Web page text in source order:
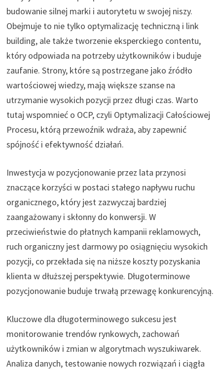
budowanie silnej marki i autorytetu w swojej niszy.
Obejmuje to nie tylko optymalizację techniczną i link
building, ale także tworzenie eksperckiego contentu,
który odpowiada na potrzeby użytkowników i buduje
zaufanie. Strony, które są postrzegane jako źródło
wartościowej wiedzy, mają większe szanse na
utrzymanie wysokich pozycji przez długi czas. Warto
tutaj wspomnieć o OCP, czyli Optymalizacji Całościowej
Procesu, którą przewoźnik wdraża, aby zapewnić
spójność i efektywność działań.
Inwestycja w pozycjonowanie przez lata przynosi
znaczące korzyści w postaci stałego napływu ruchu
organicznego, który jest zazwyczaj bardziej
zaangażowany i skłonny do konwersji. W
przeciwieństwie do płatnych kampanii reklamowych,
ruch organiczny jest darmowy po osiągnięciu wysokich
pozycji, co przekłada się na niższe koszty pozyskania
klienta w dłuższej perspektywie. Długoterminowe
pozycjonowanie buduje trwałą przewagę konkurencyjną.
Kluczowe dla długoterminowego sukcesu jest
monitorowanie trendów rynkowych, zachowań
użytkowników i zmian w algorytmach wyszukiwarek.
Analiza danych, testowanie nowych rozwiązań i ciągła